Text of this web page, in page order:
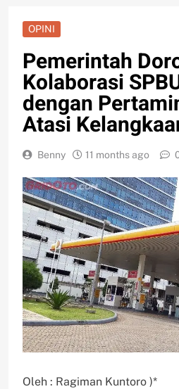
OPINI
Pemerintah
Kolaborasi
dengan
Atasi
Benny 11 months ago
Oleh : Ragiman Kuntoro )*